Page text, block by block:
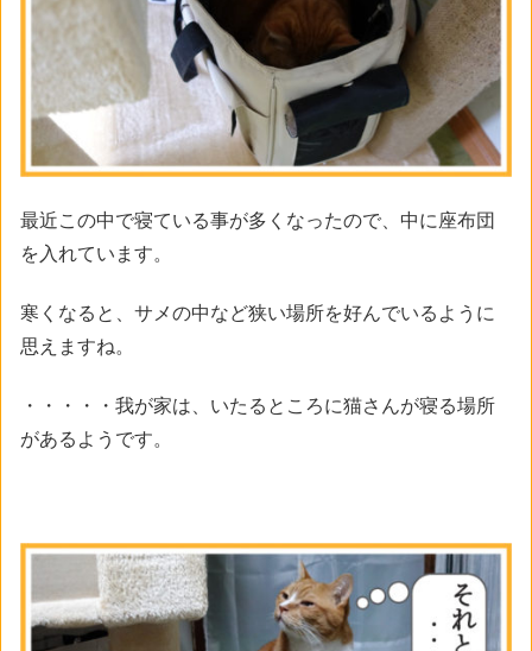
最近この中で寝ている事が多くなったので、中に座布団
を入れています。
寒くなると、サメの中など狭い場所を好んでいるように
思えますね。
・・・・・我が家は、いたるところに猫さんが寝る場所
があるようです。